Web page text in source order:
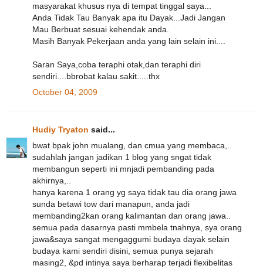
masyarakat khusus nya di tempat tinggal saya...
Anda Tidak Tau Banyak apa itu Dayak...Jadi Jangan
Mau Berbuat sesuai kehendak anda.
Masih Banyak Pekerjaan anda yang lain selain ini....
Saran Saya,coba teraphi otak,dan teraphi diri
sendiri....bbrobat kalau sakit.....thx
October 04, 2009
Hudiy Tryaton said...
bwat bpak john mualang, dan cmua yang membaca,..
sudahlah jangan jadikan 1 blog yang sngat tidak
membangun seperti ini mnjadi pembanding pada
akhirnya,..
hanya karena 1 orang yg saya tidak tau dia orang jawa
sunda betawi tow dari manapun, anda jadi
membanding2kan orang kalimantan dan orang jawa..
semua pada dasarnya pasti mmbela tnahnya, sya orang
jawa&saya sangat mengaggumi budaya dayak selain
budaya kami sendiri disini, semua punya sejarah
masing2, &pd intinya saya berharap terjadi flexibelitas